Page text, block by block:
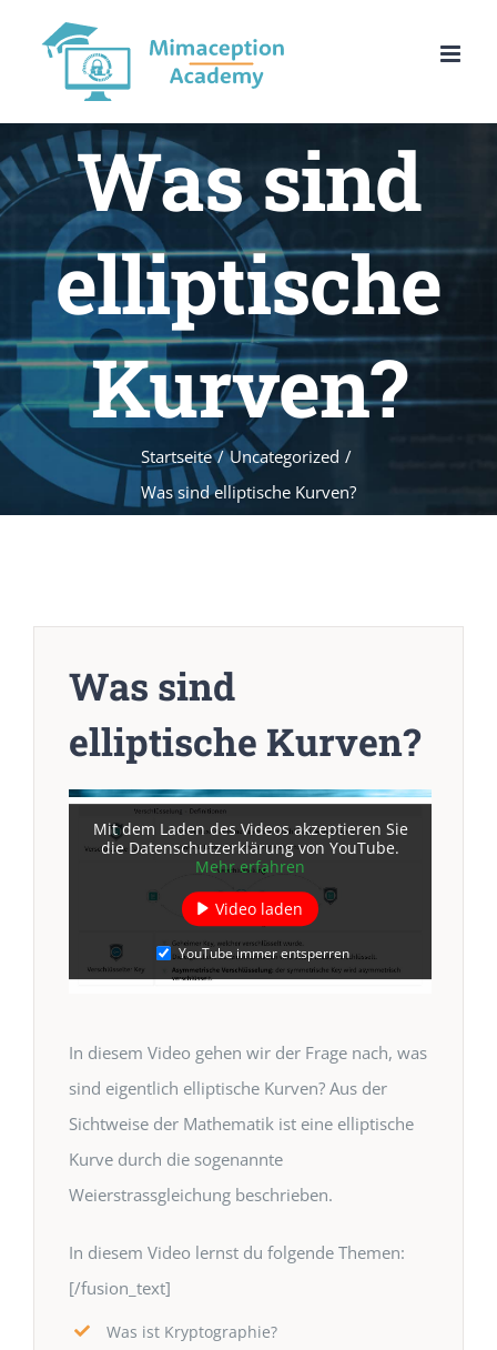
springen
Was sind
elliptische
Kurven?
Startseite / Uncategorized /
Was sind elliptische Kurven?
Was sind
elliptische Kurven?
Mit dem Laden des Videos akzeptieren Sie
die Datenschutzerklärung von YouTube.
Mehr erfahren
Video laden
YouTube immer entsperren
In diesem Video gehen wir der Frage nach, was
sind eigentlich elliptische Kurven? Aus der
Sichtweise der Mathematik ist eine elliptische
Kurve durch die sogenannte
Weierstrassgleichung beschrieben.
In diesem Video lernst du folgende Themen:
[/fusion_text]
Was ist Kryptographie?